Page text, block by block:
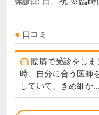
口コミ
腰痛で受診をし
時、自分に合う医師
していて、きめ細か...